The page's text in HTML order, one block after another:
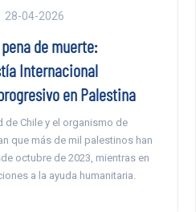
28-04-2026
de muerte:
Internacional
en Palestina
de Chile y el organismo de
que más de mil palestinos han
octubre de 2023, mientras en
a la ayuda humanitaria.